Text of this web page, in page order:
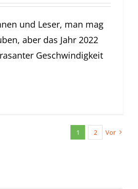
und Leser, man mag
aber das Jahr 2022
Geschwindigkeit
1 2 Vor